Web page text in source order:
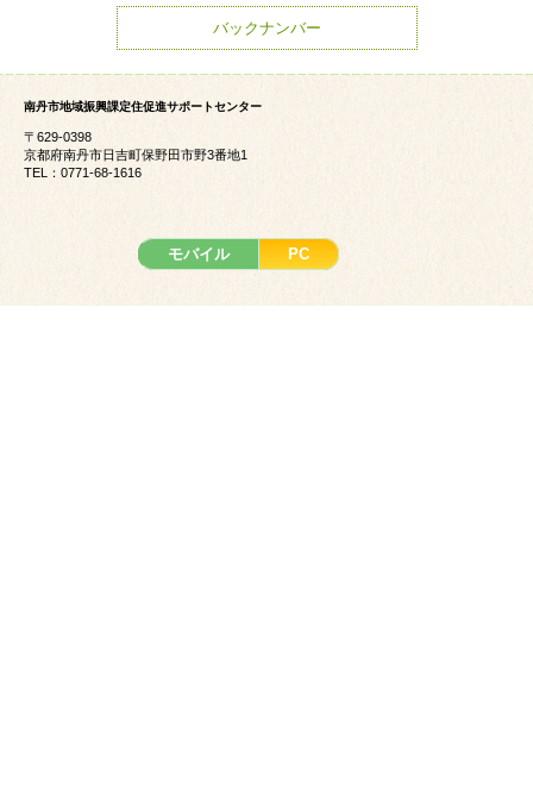
バックナンバー
南丹市地域振興課定住促進サポートセンター
〒629-0398
京都府南丹市日吉町保野田市野3番地1
TEL：0771-68-1616
モバイル PC